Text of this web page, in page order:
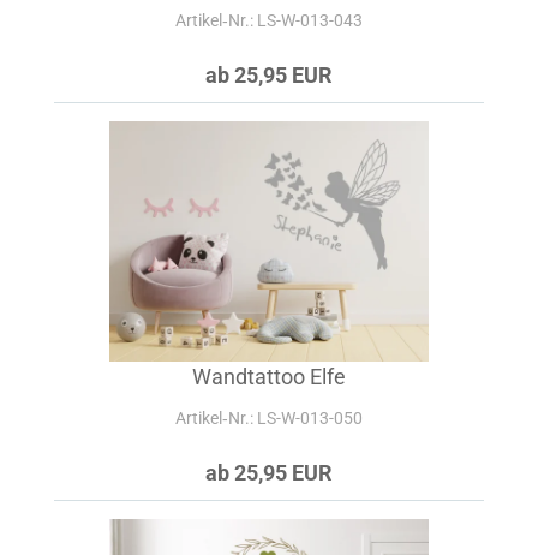
Artikel‑Nr.: LS-W-013-043
ab 25,95 EUR
Wandtattoo Elfe
Artikel‑Nr.: LS-W-013-050
ab 25,95 EUR